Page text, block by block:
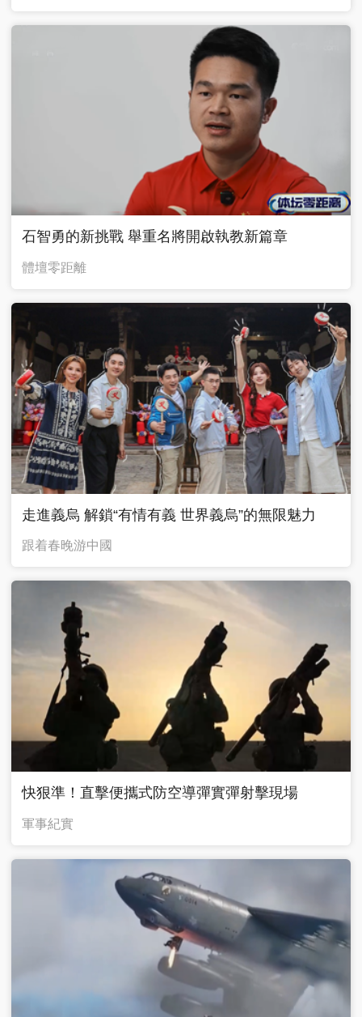
石智勇的新挑戰 舉重名將開啟執教新篇章
體壇零距離
走進義烏 解鎖“有情有義 世界義烏”的無限魅力
跟着春晚游中國
快狠準！直擊便攜式防空導彈實彈射擊現場
軍事紀實